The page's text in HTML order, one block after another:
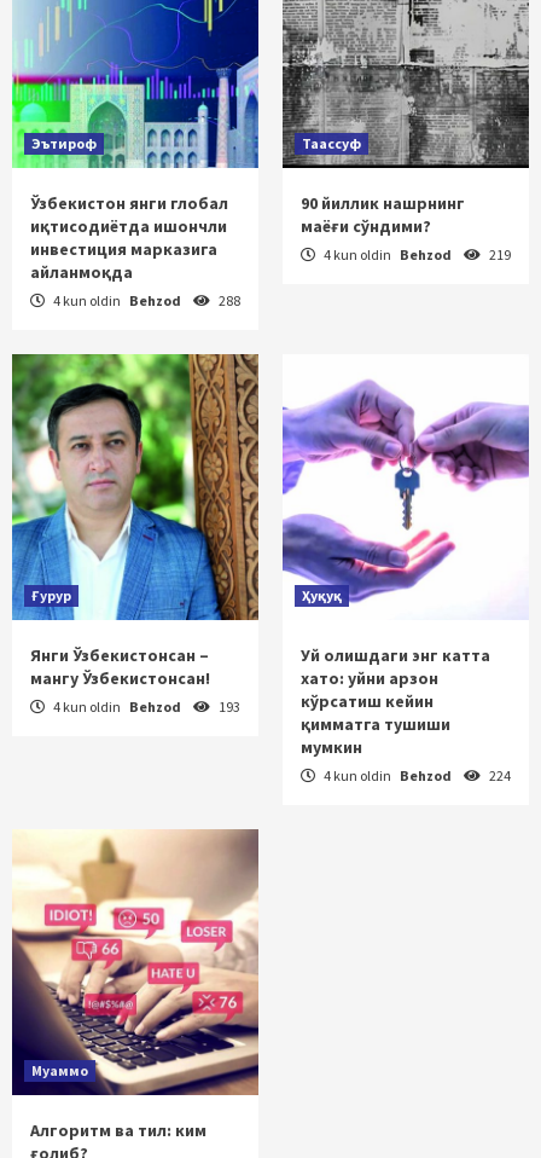
Эътироф
Ўзбекистон янги глобал
иқтисодиётда ишончли
инвестиция марказига
айланмоқда
4 kun oldin Behzod 288
Таассуф
90 йиллик нашрнинг
маёғи сўндими?
4 kun oldin Behzod 219
Ғурур
Янги Ўзбекистонсан –
мангу Ўзбекистонсан!
4 kun oldin Behzod 193
Ҳуқуқ
Уй олишдаги энг катта
хато: уйни арзон
кўрсатиш кейин
қимматга тушиши
мумкин
4 kun oldin Behzod 224
Муаммо
Алгоритм ва тил: ким
ғолиб?